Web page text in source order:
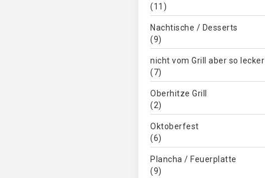
(11)
Nachtische / Desserts
(9)
nicht vom Grill aber so lecker
(7)
Oberhitze Grill
(2)
Oktoberfest
(6)
Plancha / Feuerplatte
(9)